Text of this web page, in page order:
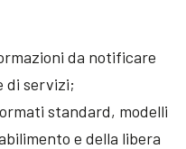
da notificare
di servizi;
standard, modelli
e della libera